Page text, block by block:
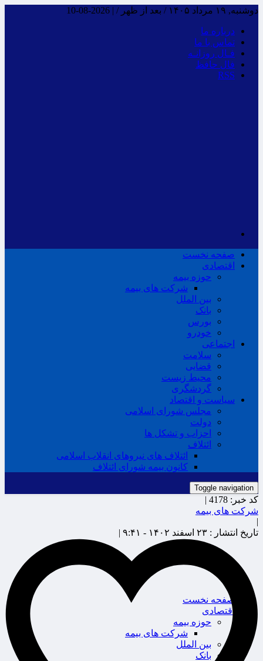
دوشنبه, ۱۹ مرداد ۱۴۰۵ / بعد از ظهر / |
2026-08-10
درباره ما
تماس با ما
فـال روزانـه
فال حافظ
RSS
صفحه نخست
اقتصادی
حوزه بیمه
شرکت های بیمه
بین الملل
بانک
بورس
خودرو
اجتماعی
سلامت
قضایی
محیط زیست
گردشگری
سیاست و اقتصاد
مجلس شورای اسلامی
دولت
احزاب و تشکل ها
ائتلاف
ائتلاف های نیروهای انقلاب اسلامی
کانون بیمه شورای ائتلاف
Toggle navigation
صفحه نخست
اقتصادی
حوزه بیمه
شرکت های بیمه
بین الملل
بانک
کد خبر: 4178 |
شرکت های بیمه
|
تاریخ انتشار : ۲۳ اسفند ۱۴۰۲ - ۹:۴۱ |